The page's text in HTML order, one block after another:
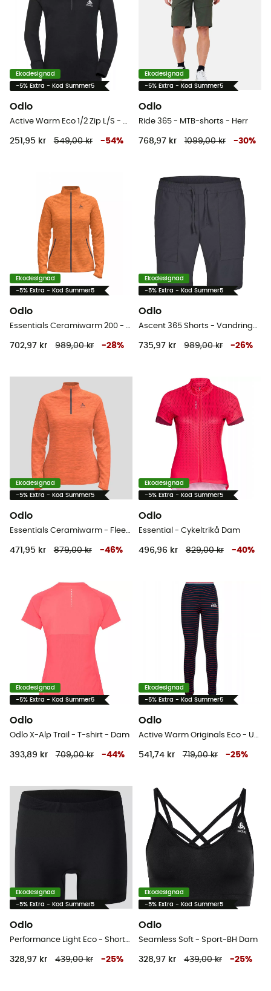
Ekodesignad
-5% Extra - Kod Summer5
Odlo
Active Warm Eco 1/2 Zip L/S - Underkläder syntet - Børn
251,95 kr 549,00 kr -54%
Ekodesignad
-5% Extra - Kod Summer5
Odlo
Ride 365 - MTB-shorts - Herr
768,97 kr 1099,00 kr -30%
Ekodesignad
-5% Extra - Kod Summer5
Odlo
Essentials Ceramiwarm 200 - Fleecetröjor - Dam
702,97 kr 989,00 kr -28%
Ekodesignad
-5% Extra - Kod Summer5
Odlo
Ascent 365 Shorts - Vandringsshorts - Herr
735,97 kr 989,00 kr -26%
Ekodesignad
-5% Extra - Kod Summer5
Odlo
Essentials Ceramiwarm - Fleecetröjor - Dam
471,95 kr 879,00 kr -46%
Ekodesignad
-5% Extra - Kod Summer5
Odlo
Essential - Cykeltrikå Dam
496,96 kr 829,00 kr -40%
Ekodesignad
-5% Extra - Kod Summer5
Odlo
Odlo X-Alp Trail - T-shirt - Dam
393,89 kr 709,00 kr -44%
Ekodesignad
-5% Extra - Kod Summer5
Odlo
Active Warm Originals Eco - Underställ Dam
541,74 kr 719,00 kr -25%
Ekodesignad
-5% Extra - Kod Summer5
Odlo
Performance Light Eco - Shorts - Dam
328,97 kr 439,00 kr -25%
Ekodesignad
-5% Extra - Kod Summer5
Odlo
Seamless Soft - Sport-BH Dam
328,97 kr 439,00 kr -25%